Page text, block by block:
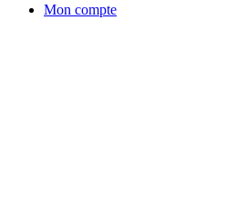
Mon compte